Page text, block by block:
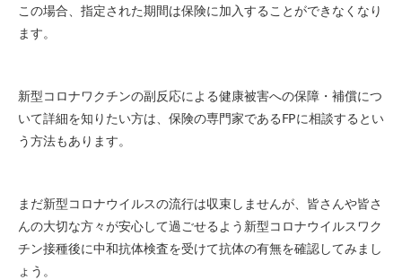
この場合、指定された期間は保険に加入することができなくなり
ます。
新型コロナワクチンの副反応による健康被害への保障・補償につ
いて詳細を知りたい方は、保険の専門家であるFPに相談するとい
う方法もあります。
まだ新型コロナウイルスの流行は収束しませんが、皆さんや皆さ
んの大切な方々が安心して過ごせるよう新型コロナウイルスワク
チン接種後に中和抗体検査を受けて抗体の有無を確認してみまし
ょう。